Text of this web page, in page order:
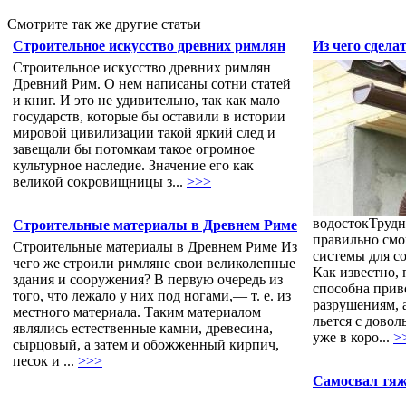
Смотрите так же другие статьи
Строительное искусство древних римлян
Строительное искусство древних римлян
Древний Рим. О нем написаны сотни статей
и книг. И это не удивительно, так как мало
государств, которые бы оставили в истории
мировой цивилизации такой яркий след и
завещали бы потомкам такое огромное
культурное наследие. Значение его как
великой сокровищницы з... >>>
Строительные материалы в Древнем Риме
Строительные материалы в Древнем Риме Из
чего же строили римляне свои великолепные
здания и сооружения? В первую очередь из
того, что лежало у них под ногами,— т. е. из
местного материала. Таким материалом
являлись естественные камни, древесина,
сырцовый, а затем и обожженный кирпич,
песок и ... >>>
Из чего
правильно
системы для
Как известно,
способна
разрушениям,
льется с
уже в коро...
Самосвал